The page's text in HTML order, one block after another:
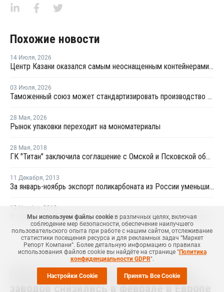
Похожие новости
14 Июля, 2026
Центр Казани оказался самым неоснащенным контейнерами раздельного сбора отходов
03 Июля, 2026
Таможенный союз может стандартизировать производство ПЭТ-тары по примеру России
28 Мая, 2026
Рынок упаковки переходит на мономатериалы
28 Мая, 2018
ГК "Титан" заключила соглашение с Омской и Псковской областями с целью запуска производства ПЭТ и БОПЭТ-пленки
11 Декабря, 2013
За январь-ноябрь экспорт поликарбоната из России уменьшился на 31%
12 Ноября 2013
Показатели загрузки хлорщелочных
заводов снизились в феврале в Европе
Мы используем файлы cookie в различных целях, включая
соблюдение мер безопасности, обеспечение наилучшего
пользовательского опыта при работе с нашим сайтом, отслеживание
статистики посещения ресурса и для рекламных задач “Маркет
Репорт Компани”. Более детальную информацию о правилах
использования файлов cookie вы найдёте на странице "Политика
конфиденциальности GDPR".
Настройки Cookie Принять Все Cookie